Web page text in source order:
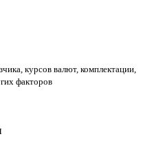
курсов валют, комплектации,
факторов